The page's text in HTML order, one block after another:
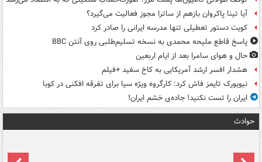
آیا تینا پاکروان بازهم از ساترا مجوز فعالیت می‌گیرد؟
کویت دستور تعطیلی تنها مدرسه ایرانی را صادر کرد
پاسخ قاطع ملیحه محمدی به نسخه تسلیم‌طلبی روی آنتن BBC
حال و هوای سامرا بعد از ایام اربعین
هشدار افسر ارشد آمریکایی به کاخ سفید +فیلم
نیویورک تایمز فاش کرد: کارگروه ویژه سیا برای تفرقه افکنی در کوبا
ایران را تست نکنید! جاده‌ی خشم ایران!
حوادث